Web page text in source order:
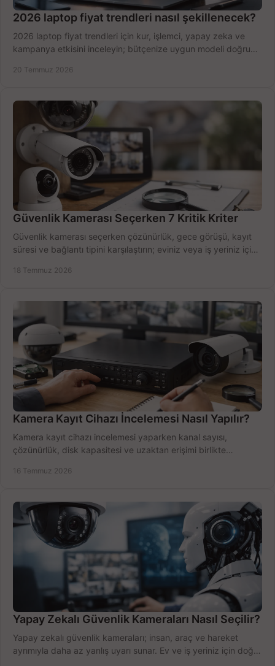
2026 laptop fiyat trendleri nasıl şekillenecek?
2026 laptop fiyat trendleri için kur, işlemci, yapay zeka ve
kampanya etkisini inceleyin; bütçenize uygun modeli doğru
20 Temmuz 2026
Güvenlik Kamerası Seçerken 7 Kritik Kriter
Güvenlik kamerası seçerken çözünürlük, gece görüşü, kayıt
süresi ve bağlantı tipini karşılaştırın; eviniz veya iş yeriniz için
18 Temmuz 2026
Kamera Kayıt Cihazı İncelemesi Nasıl Yapılır?
Kamera kayıt cihazı incelemesi yaparken kanal sayısı,
çözünürlük, disk kapasitesi ve uzaktan erişimi birlikte
16 Temmuz 2026
Yapay Zekalı Güvenlik Kameraları Nasıl Seçilir?
Yapay zekalı güvenlik kameraları; insan, araç ve hareket
ayrımıyla daha az yanlış uyarı sunar. Ev ve iş yeriniz için doğru